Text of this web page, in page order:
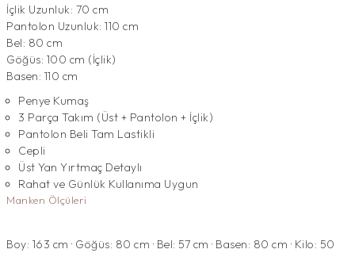
İçlik Uzunluk: 70 cm
Pantolon Uzunluk: 110 cm
Bel: 80 cm
Göğüs: 100 cm (İçlik)
Basen: 110 cm
Penye Kumaş
3 Parça Takım (Üst + Pantolon + İçlik)
Pantolon Beli Tam Lastikli
Cepli
Üst Yan Yırtmaç Detaylı
Rahat ve Günlük Kullanıma Uygun
Manken Ölçüleri
Boy: 163 cm · Göğüs: 80 cm · Bel: 57 cm · Basen: 80 cm · Kilo: 50